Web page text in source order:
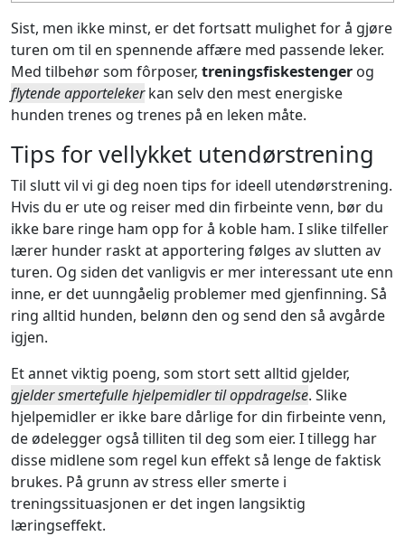
Sist, men ikke minst, er det fortsatt mulighet for å gjøre
turen om til en spennende affære med passende leker.
Med tilbehør som fôrposer, treningsfiskestenger og
flytende apportelekerkan selv den mest energiske
hunden trenes og trenes på en leken måte.
Tips for vellykket utendørstrening
Til slutt vil vi gi deg noen tips for ideell utendørstrening.
Hvis du er ute og reiser med din firbeinte venn, bør du
ikke bare ringe ham opp for å koble ham. I slike tilfeller
lærer hunder raskt at apportering følges av slutten av
turen. Og siden det vanligvis er mer interessant ute enn
inne, er det uunngåelig problemer med gjenfinning. Så
ring alltid hunden, belønn den og send den så avgårde
igjen.
Et annet viktig poeng, som stort sett alltid gjelder,
gjelder smertefulle hjelpemidler til oppdragelse. Slike
hjelpemidler er ikke bare dårlige for din firbeinte venn,
de ødelegger også tilliten til deg som eier. I tillegg har
disse midlene som regel kun effekt så lenge de faktisk
brukes. På grunn av stress eller smerte i
treningssituasjonen er det ingen langsiktig
læringseffekt.